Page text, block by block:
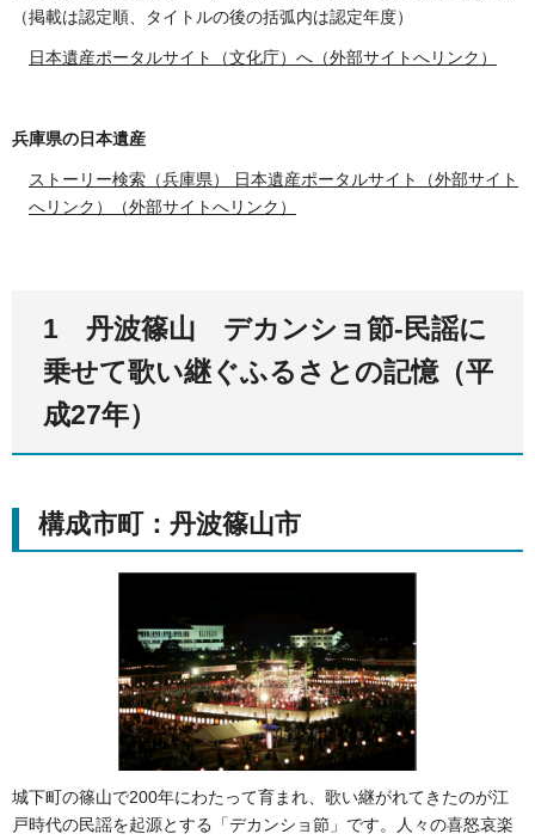
（掲載は認定順、タイトルの後の括弧内は認定年度）
日本遺産ポータルサイト（文化庁）へ（外部サイトへリンク）
兵庫県の日本遺産
ストーリー検索（兵庫県） 日本遺産ポータルサイト（外部サイト
へリンク）（外部サイトへリンク）
1 丹波篠山 デカンショ節-民謡に
乗せて歌い継ぐふるさとの記憶（平
成27年）
構成市町：丹波篠山市
城下町の篠山で200年にわたって育まれ、歌い継がれてきたのが江
戸時代の民謡を起源とする「デカンショ節」です。人々の喜怒哀楽